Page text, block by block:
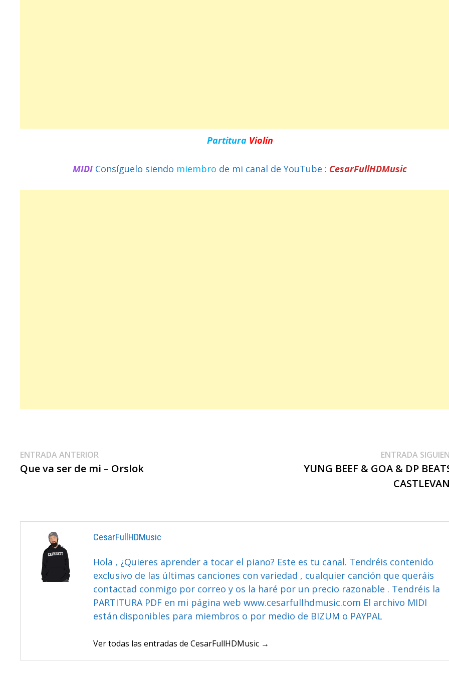
Partitura Violín
MIDI Consíguelo siendo miembro de mi canal de YouTube : CesarFullHDMusic
Navegación
De
ENTRADA ANTERIOR
anterior:
Que va ser de mi – Orslok
ENTRADA
YUNG BEEF & GOA & DP
CesarFullHDMusic
Hola , ¿Quieres aprender a tocar el piano? Este es tu canal. Tendréis contenido
exclusivo de las últimas canciones con variedad , cualquier canción que queráis
contactad conmigo por correo y os la haré por un precio razonable . Tendréis la
PARTITURA PDF en mi página web www.cesarfullhdmusic.com El archivo MIDI
están disponibles para miembros o por medio de BIZUM o PAYPAL
Ver todas las entradas de CesarFullHDMusic →